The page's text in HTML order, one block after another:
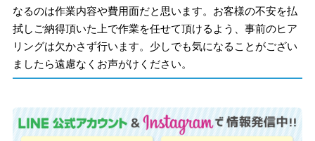
なるのは作業内容や費用面だと思います。お客様の不安を払
拭しご納得頂いた上で作業を任せて頂けるよう、事前のヒア
リングは欠かさず行います。少しでも気になることがござい
ましたら遠慮なくお声がけください。